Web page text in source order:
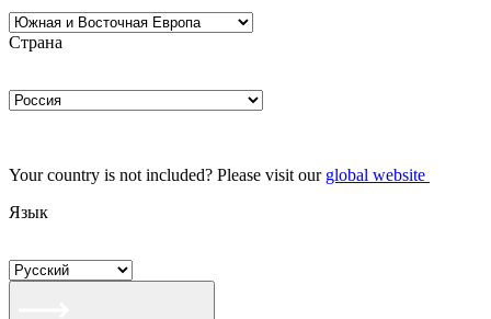
Страна
Your country is not included? Please visit our global website
Язык